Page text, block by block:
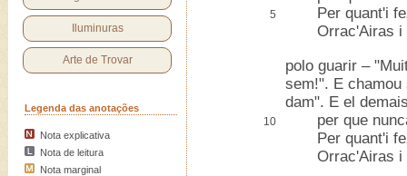
Iluminuras
Arte de Trovar
Legenda das anotações
Nota explicativa
Nota de leitura
Nota marginal
5
Per quant'i fez
Orrac'Airas i
polo guarir –
sem!". E chamou
dam". E el
10
per que nunca
Per quant'i fez
Orrac'Airas i